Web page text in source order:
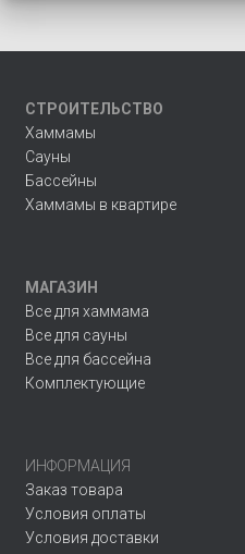
СТРОИТЕЛЬСТВО
Хаммамы
Сауны
Бассейны
Хаммамы в квартире
МАГАЗИН
Все для хаммама
Все для сауны
Все для бассейна
Комплектующие
ИНФОРМАЦИЯ
Заказ товара
Условия оплаты
Условия доставки